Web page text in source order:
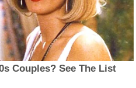
Couples? See The List